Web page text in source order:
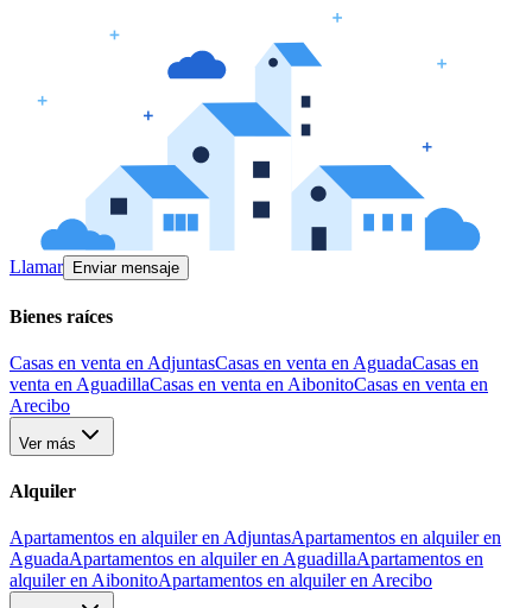
Llamar Enviar mensaje
Bienes raíces
Casas en venta en AdjuntasCasas en venta en AguadaCasas en
venta en AguadillaCasas en venta en AibonitoCasas en venta en
Arecibo
Ver más
Alquiler
Apartamentos en alquiler en AdjuntasApartamentos en alquiler en
AguadaApartamentos en alquiler en AguadillaApartamentos en
alquiler en AibonitoApartamentos en alquiler en Arecibo